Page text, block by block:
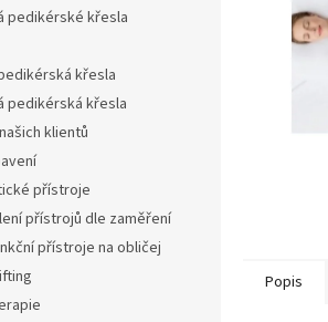
pedikérské křesla
křesla
pedikérská křesla
klientů
přístroje
přístrojů dle zaměření
přístroje na obličej
Popis